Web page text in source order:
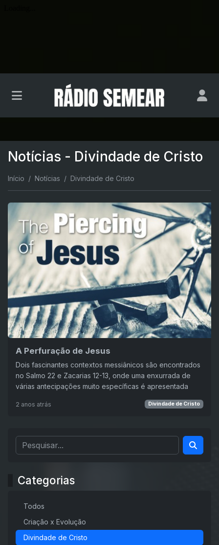
Notícias - Divindade de Cristo
Início Notícias Divindade de Cristo
A Perfuração de Jesus
Dois fascinantes contextos messiânicos são encontrados
no Salmo 22 e Zacarias 12-13, onde uma enxurrada de
várias antecipações muito específicas é apresentada
2 anos atrás Divindade de Cristo
Categorias
Todos
Criação x Evolução
Divindade de Cristo